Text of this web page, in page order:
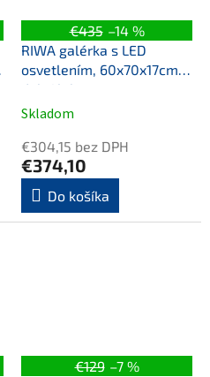
€435 –14 %
RIWA galérka s LED
osvetlením, 60x70x17cm,
dub Alabama
Skladom
€304,15 bez DPH
€374,10
Do košíka
€129 –7 %